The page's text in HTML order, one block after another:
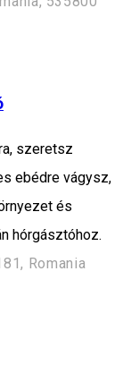
szeretsz
ebédre vágysz,
és
hórgásztóhoz.
Romania